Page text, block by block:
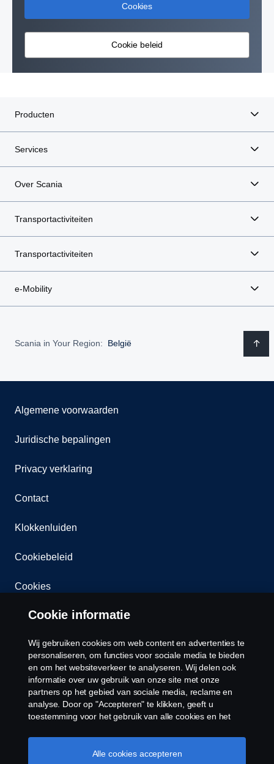
Cookies
Cookie beleid
Producten
Services
Over Scania
Transportactiviteiten
Transportactiviteiten
e-Mobility
Scania in Your Region: België
Algemene voorwaarden
Juridische bepalingen
Privacy verklaring
Contact
Klokkenluiden
Cookiebeleid
Cookies
© Copyright Scania 2026 Alle Rechten
Voorbehouden. Scania Belgium ,A.Van Osslaan 1
bus b28, 1120 Neder-Over-Heembeek, Tel. 02/264
Cookie informatie
Wij gebruiken cookies om web content en advertenties te
personaliseren, om functies voor sociale media te bieden
en om het websiteverkeer te analyseren. Wij delen ook
informatie over uw gebruik van onze site met onze
partners op het gebied van sociale media, reclame en
analyse. Door op "Accepteren" te klikken, geeft u
toestemming voor het gebruik van alle cookies en het
door op "Cookie Instellingen" te klikken en de
categorieën te selecteren die u wilt accepteren. Voor een
Alle cookies accepteren